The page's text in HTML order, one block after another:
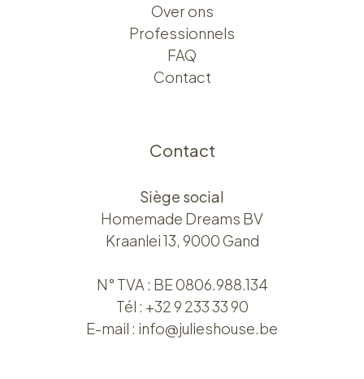
Over ons​​
Professionnels
FAQ
Contact
Contact
Siège social
Homemade Dreams BV
Kraanlei 13, 9000 Gand
N° TVA : BE 0806.988.134
Tél : +32 9 233 33 90
E-mail : info@julieshouse.be